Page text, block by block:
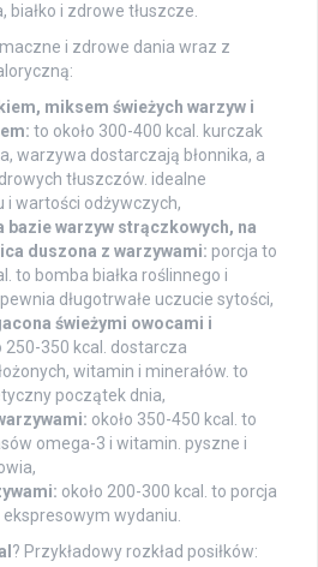
i zdrowe tłuszcze.
i zdrowe dania wraz z
miksem świeżych warzyw i
to około 300-400 kcal. kurczak
warzywa dostarczają błonnika, a
tłuszczów. idealne
i wartości odżywczych,
bazie warzyw strączkowych, na
duszona z warzywami: porcja to
to bomba białka roślinnego i
długotrwałe uczucie sytości,
świeżymi owocami i
250-350 kcal. dostarcza
witamin i minerałów. to
początek dnia,
około 350-450 kcal. to
omega-3 i witamin. pyszne i
około 200-300 kcal. to porcja
ekspresowym wydaniu.
? Przykładowy rozkład posiłków: